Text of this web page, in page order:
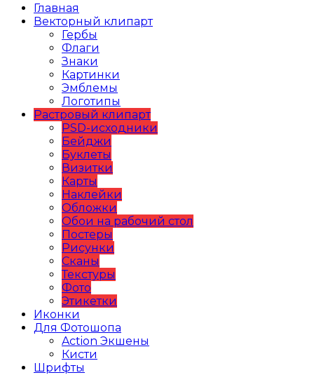
Главная
Векторный клипарт
Гербы
Флаги
Знаки
Картинки
Эмблемы
Логотипы
Растровый клипарт
PSD-исходники
Бейджи
Буклеты
Визитки
Карты
Наклейки
Обложки
Обои на рабочий стол
Постеры
Рисунки
Сканы
Текстуры
Фото
Этикетки
Иконки
Для Фотошопа
Action Экшены
Кисти
Шрифты